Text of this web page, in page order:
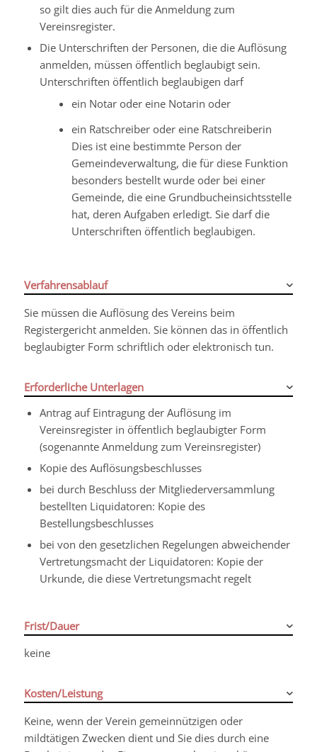
so gilt dies auch für die Anmeldung zum
Vereinsregister.
Die Unterschriften der Personen, die die Auflösung
anmelden, müssen öffentlich beglaubigt sein.
Unterschriften öffentlich beglaubigen darf
ein Notar oder eine Notarin oder
ein Ratschreiber oder eine Ratschreiberin
Dies ist eine bestimmte Person der
Gemeindeverwaltung, die für diese Funktion
besonders bestellt wurde oder bei einer
Gemeinde, die eine Grundbucheinsichtsstelle
hat, deren Aufgaben erledigt. Sie darf die
Unterschriften öffentlich beglaubigen.
Verfahrensablauf
Sie müssen die Auflösung des Vereins beim
Registergericht anmelden. Sie können das in öffentlich
beglaubigter Form schriftlich oder elektronisch tun.
Erforderliche Unterlagen
Antrag auf Eintragung der Auflösung im
Vereinsregister in öffentlich beglaubigter Form
(sogenannte Anmeldung zum Vereinsregister)
Kopie des Auflösungsbeschlusses
bei durch Beschluss der Mitgliederversammlung
bestellten Liquidatoren: Kopie des
Bestellungsbeschlusses
bei von den gesetzlichen Regelungen abweichender
Vertretungsmacht der Liquidatoren: Kopie der
Urkunde, die diese Vertretungsmacht regelt
Frist/Dauer
keine
Kosten/Leistung
Keine, wenn der Verein gemeinnützigen oder
mildtätigen Zwecken dient und Sie dies durch eine